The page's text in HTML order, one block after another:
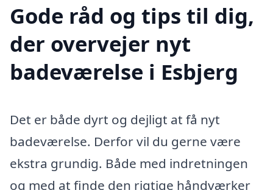
Gode råd og tips til dig,
der overvejer nyt
badeværelse i Esbjerg
Det er både dyrt og dejligt at få nyt
badeværelse. Derfor vil du gerne være
ekstra grundig. Både med indretningen
og med at finde den rigtige håndværker